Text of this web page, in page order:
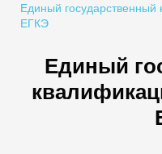
Единый
Единый
ЕГКЭ